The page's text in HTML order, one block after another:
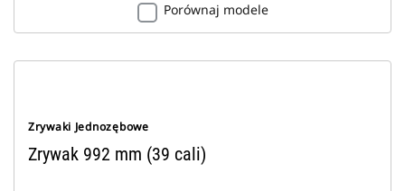
Porównaj modele
Zrywaki Jednozębowe
Zrywak 992 mm (39 cali)